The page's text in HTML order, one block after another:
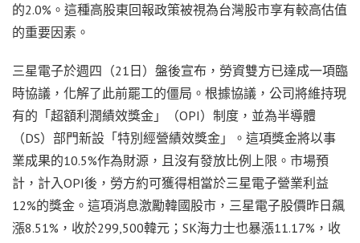
的2.0%。這種高股東回報政策被視為台灣股市享有較高估值
的重要因素。
三星電子於週四（21日）盤後宣布，勞資雙方已達成一項臨
時協議，化解了此前罷工的僵局。根據協議，公司將維持現
有的「超額利潤績效獎金」（OPI）制度，並為半導體
（DS）部門新設「特別經營績效獎金」。這項獎金將以事
業成果的10.5%作為財源，且沒有發放比例上限。市場預
計，計入OPI後，勞方約可獲得相當於三星電子營業利益
12%的獎金。這項消息激勵韓國股市，三星電子股價昨日飆
漲8.51%，收於299,500韓元；SK海力士也暴漲11.17%，收